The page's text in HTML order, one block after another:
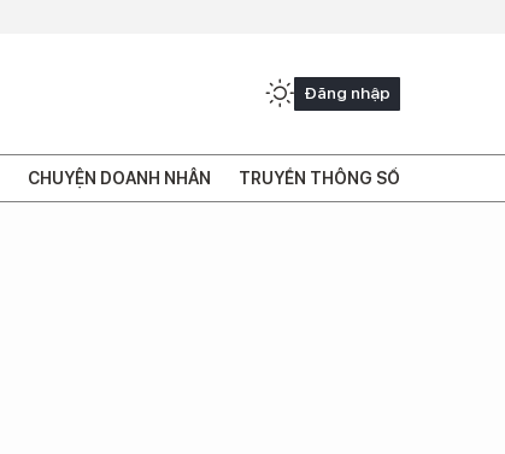
Đăng nhập
CHUYỆN DOANH NHÂN TRUYỀN THÔNG SỐ